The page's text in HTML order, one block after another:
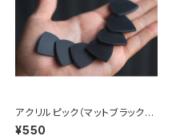
アクリルピック（マットブラック）
【厚さ：2mm】
¥550